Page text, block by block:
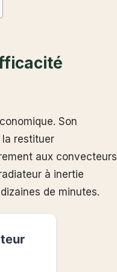
Son
restituer
aux convecteurs
à inertie
de minutes.